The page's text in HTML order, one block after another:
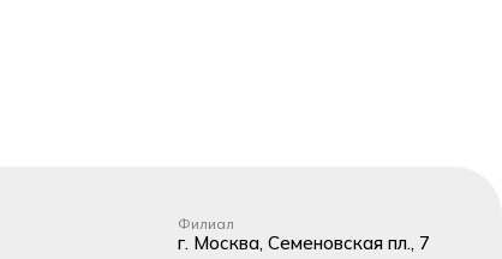
Филиал
г. Москва, Семеновская пл., 7